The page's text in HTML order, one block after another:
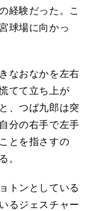
経験だった。こ
球場に向かっ
なおなかを左右
てて立ち上が
、つば九郎は突
分の右手で左手
とを指さすの
。
トンとしている
るジェスチャー